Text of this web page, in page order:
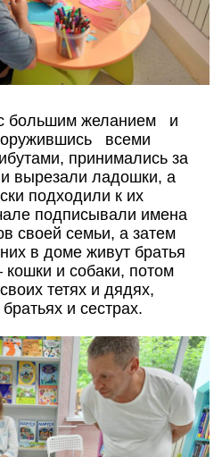
большим желанием и
всеми
принимались за
вырезали ладошки, а
подходили к их
подписывали имена
своей семьи, а затем
в доме живут братья
и собаки, потом
тетях и дядях,
и сестрах.